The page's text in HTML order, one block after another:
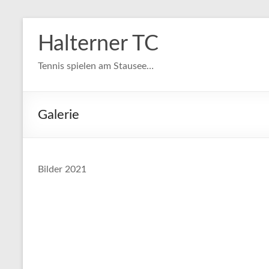
Inhalt
springenHalterner TC
Tennis spielen am Stausee…
Galerie
Bilder 2021